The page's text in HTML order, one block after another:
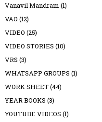
Vanavil Mandram (1)
VAO (12)
VIDEO (25)
VIDEO STORIES (10)
VRS (3)
WHATSAPP GROUPS (1)
WORK SHEET(44)
YEAR BOOKS (3)
YOUTUBE VIDEOS (1)